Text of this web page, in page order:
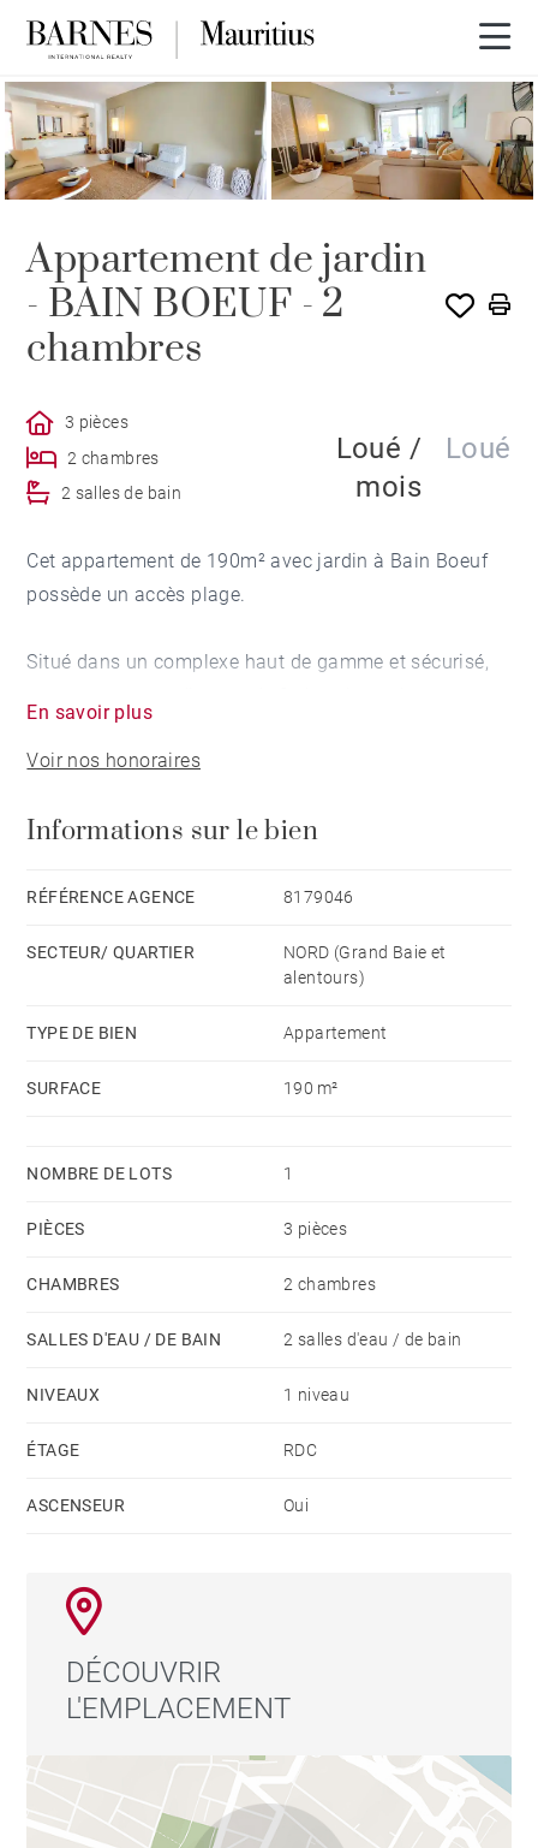
LOUÉ PAR BARNES
Appartement de jardin
- BAIN BOEUF - 2
chambres
3 pièces
2 chambres
2 salles de bain
Loué /
mois
Loué
Cet appartement de 190m² avec jardin à Bain Boeuf
possède un accès plage.
Situé dans un complexe haut de gamme et sécurisé,
avec salle de bains et l'autre avec terrasse extérieure
privée.
Il est situé au rez-de-chaussée et possède une belle et
entièrement équipée.
Le jardin-terrasse est idéal pour se divertir et dispose
manger extérieure et du coin salon.
Cette unité est livrée avec un parking couvert et une
et d'une salle de sport.
En savoir plus
Voir nos honoraires
Informations sur le bien
RÉFÉRENCE AGENCE 8179046
SECTEUR/ QUARTIER
NORD (Grand Baie et
alentours)
TYPE DE BIEN Appartement
SURFACE 190 m²
NOMBRE DE LOTS 1
PIÈCES 3 pièces
CHAMBRES 2 chambres
SALLES D'EAU / DE BAIN 2 salles d'eau / de bain
NIVEAUX 1 niveau
ÉTAGE RDC
ASCENSEUR Oui
DÉCOUVRIR
L'EMPLACEMENT